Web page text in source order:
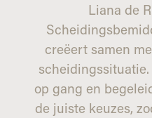
Liana de
creëert samen
op gang en
de juiste keuzes,